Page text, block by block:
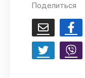
Поделиться